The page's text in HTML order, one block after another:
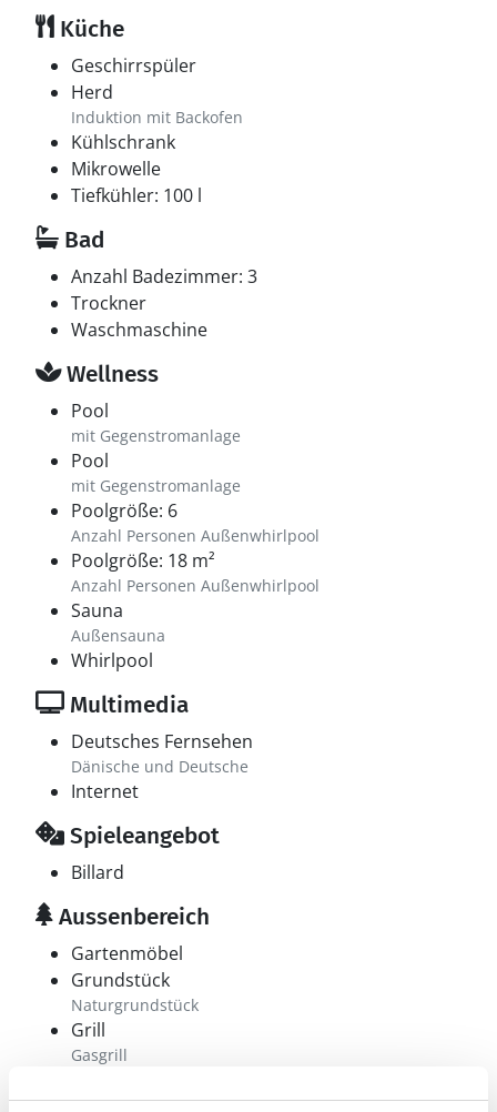
Küche
Geschirrspüler
Herd
Induktion mit Backofen
Kühlschrank
Mikrowelle
Tiefkühler: 100 l
Bad
Anzahl Badezimmer: 3
Trockner
Waschmaschine
Wellness
Pool
mit Gegenstromanlage
Pool
mit Gegenstromanlage
Poolgröße: 6
Anzahl Personen Außenwhirlpool
Poolgröße: 18 m²
Anzahl Personen Außenwhirlpool
Sauna
Außensauna
Whirlpool
Multimedia
Deutsches Fernsehen
Dänische und Deutsche
Internet
Spieleangebot
Billard
Aussenbereich
Gartenmöbel
Grundstück
Naturgrundstück
Grill
Gasgrill
Sandkiste